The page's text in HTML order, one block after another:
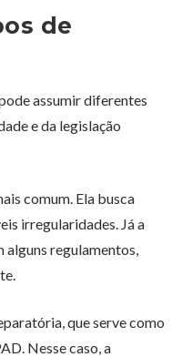
de
assumir diferentes
e da legislação
comum. Ela busca
irregularidades. Já a
regulamentos,
que serve como
Nesse caso, a